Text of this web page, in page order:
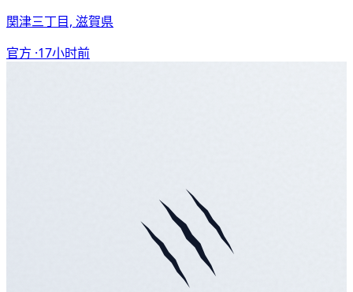
関津三丁目, 滋賀県
官方 ·17小时前